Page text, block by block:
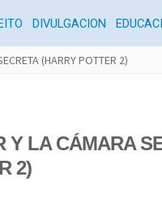
DIVULGACION
(HARRY POTTER 2)
Y LA CÁMARA
2)